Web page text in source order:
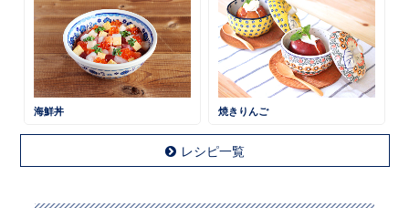
海鮮丼 焼きりんご
レシピ一覧